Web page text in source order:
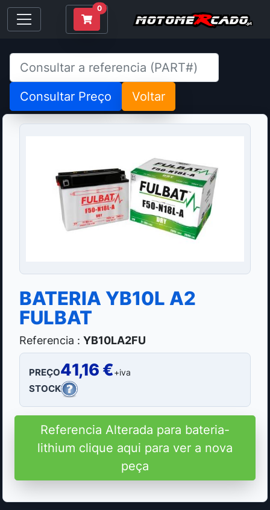
0
Consultar Preço Voltar
BATERIA YB10L A2
FULBAT
Referencia : YB10LA2FU
PREÇO41,16 €+iva
STOCK
Referencia Alterada para bateria-
lithium clique aqui para ver a nova
peça